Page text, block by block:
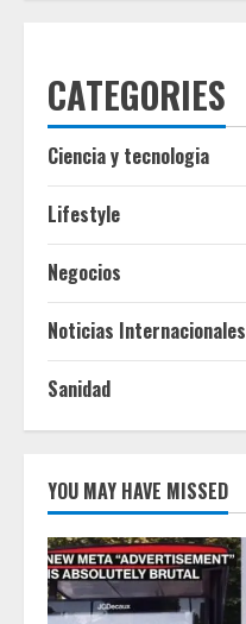
CATEGORIES
Ciencia y tecnologia
Lifestyle
Negocios
Noticias Internacionales
Sanidad
YOU MAY HAVE MISSED